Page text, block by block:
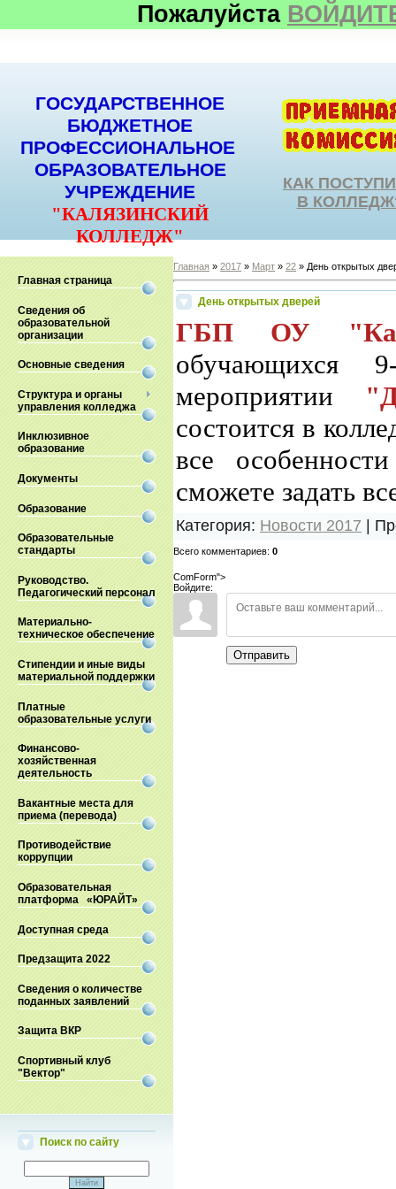
Пожалуйста
ГОСУДАРСТВЕННОЕ
БЮДЖЕТНОЕ
ПРОФЕССИОНАЛЬНОЕ
ОБРАЗОВАТЕЛЬНОЕ
УЧРЕЖДЕНИЕ
"КАЛЯЗИНСКИЙ
КОЛЛЕДЖ"
КАК
В
Главная страница
Сведения об
образовательной
организации
Основные сведения
Структура и органы
управления колледжа
Инклюзивное
образование
Документы
Образование
Образовательные
стандарты
Руководство.
Педагогический персонал
Материально-
техническое обеспечение
Стипендии и иные виды
материальной поддержки
Платные
образовательные услуги
Финансово-
хозяйственная
деятельность
Вакантные места для
приема (перевода)
Противодействие
коррупции
Образовательная
платформа «ЮРАЙТ»
Доступная среда
Предзащита 2022
Сведения о количестве
поданных заявлений
Защита ВКР
Спортивный клуб
"Вектор"
Поиск по сайту
Главная » 2017 » Март » 22 » День открытых
День открытых дверей
ГБП ОУ
обучающихся
мероприятии
состоится в
все
сможете задать
Категория: Новости 2017 |
Всего комментариев: 0
ComForm">
Войдите:
Отправить